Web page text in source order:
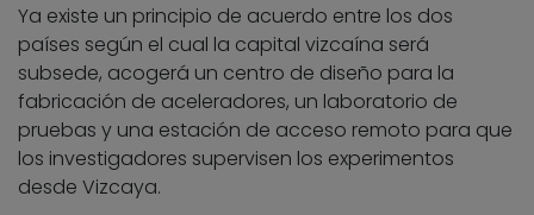
Ya existe un principio de acuerdo entre los dos
países según el cual la capital vizcaína será
subsede, acogerá un centro de diseño para la
fabricación de aceleradores, un laboratorio de
pruebas y una estación de acceso remoto para que
los investigadores supervisen los experimentos
desde Vizcaya.